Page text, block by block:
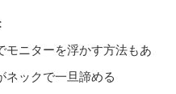
：
モニターを浮かす方法もあ
ネックで一旦諦める